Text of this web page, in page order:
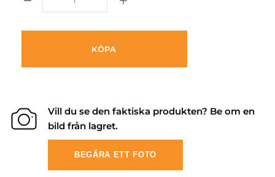
KÖPA
Vill du se den faktiska produkten? Be om en
bild från lagret.
BEGÄRA ETT FOTO